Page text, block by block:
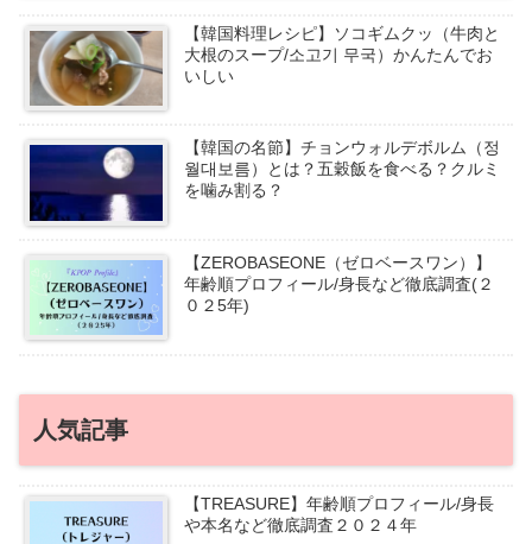
【韓国料理レシピ】ソコギムクッ（牛肉と
大根のスープ/소고기 무국）かんたんでお
いしい
【韓国の名節】チョンウォルデボルム（정
월대보름）とは？五穀飯を食べる？クルミ
を噛み割る？
【ZEROBASEONE（ゼロベースワン）】
年齢順プロフィール/身長など徹底調査(２
０２5年)
人気記事
【TREASURE】年齢順プロフィール/身長
や本名など徹底調査２０２４年